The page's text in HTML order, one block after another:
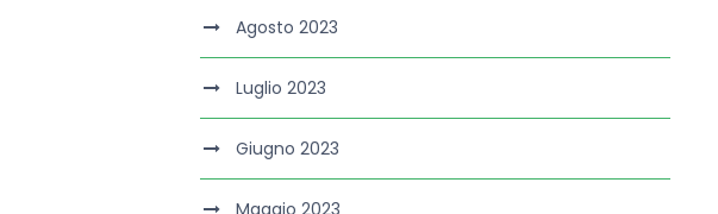
Agosto 2023
Luglio 2023
Giugno 2023
Maggio 2023